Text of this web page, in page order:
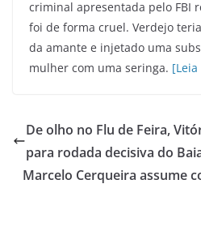
criminal apresentada pelo FBI
foi de forma cruel. Verdejo
da amante e injetado uma
mulher com uma seringa.
De olho no Flu de Feira,
para rodada decisiva do
Marcelo Cerqueira assume